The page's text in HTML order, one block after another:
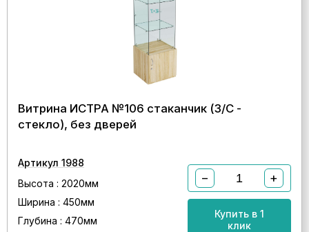
Витрина ИСТРА №106 стаканчик (З/С -
стекло), без дверей
Артикул 1988
Высота : 2020мм
Ширина : 450мм
Глубина : 470мм
− +
Купить в 1
клик